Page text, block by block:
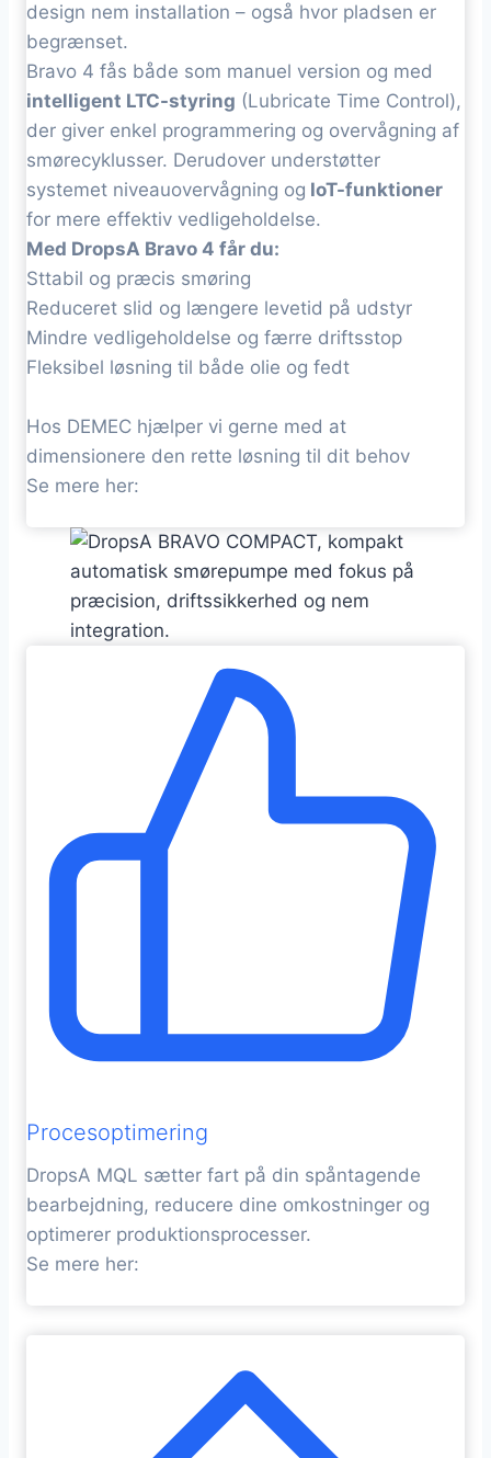
design nem installation – også hvor pladsen er
begrænset.
Bravo 4 fås både som manuel version og med
intelligent LTC-styring (Lubricate Time Control),
der giver enkel programmering og overvågning af
smørecyklusser. Derudover understøtter
systemet niveauovervågning og IoT-funktioner
for mere effektiv vedligeholdelse.
Med DropsA Bravo 4 får du:
Sttabil og præcis smøring
Reduceret slid og længere levetid på udstyr
Mindre vedligeholdelse og færre driftsstop
Fleksibel løsning til både olie og fedt
Hos DEMEC hjælper vi gerne med at
dimensionere den rette løsning til dit behov
Se mere her:
Procesoptimering
DropsA MQL sætter fart på din spåntagende
bearbejdning, reducere dine omkostninger og
optimerer produktionsprocesser.
Se mere her: